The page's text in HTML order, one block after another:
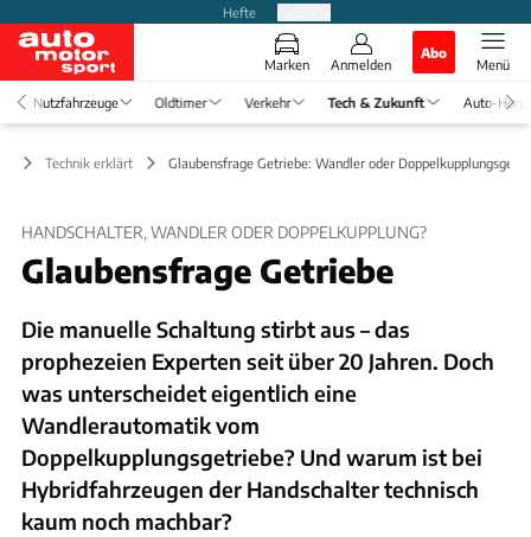
Hefte
Marken Anmelden
Abo
Menü
Nutzfahrzeuge Oldtimer Verkehr Tech & Zukunft Auto-
Technik erklärt Glaubensfrage Getriebe: Wandler oder
HANDSCHALTER, WANDLER ODER DOPPELKUPPLUNG?
Glaubensfrage Getriebe
Die manuelle Schaltung stirbt aus – das
prophezeien Experten seit über 20 Jahren. Doch
was unterscheidet eigentlich eine
Wandlerautomatik vom
Doppelkupplungsgetriebe? Und warum ist bei
Hybridfahrzeugen der Handschalter technisch
kaum noch machbar?